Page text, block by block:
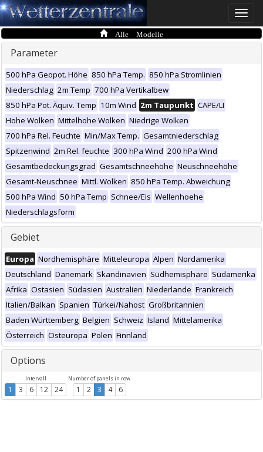
Toggle
Alle Modelle
Parameter
500 hPa Geopot. Höhe 850 hPa Temp. 850 hPa Stromlinien
Niederschlag 2m Temp 700 hPa Vertikalbew
850 hPa Pot. Äquiv. Temp 10m Wind 2m Taupunkt CAPE/LI
Hohe Wolken Mittelhohe Wolken Niedrige Wolken
700 hPa Rel. Feuchte Min/Max Temp. Gesamtniederschlag
Spitzenwind 2m Rel. feuchte 300 hPa Wind 200 hPa Wind
Gesamtbedeckungsgrad Gesamtschneehöhe Neuschneehöhe
Gesamt-Neuschnee Mittl. Wolken 850 hPa Temp. Abweichung
500 hPa Wind 50 hPa Temp Schnee/Eis Wellenhoehe
Niederschlagsform
Gebiet
Europa Nordhemisphäre Mitteleuropa Alpen Nordamerika
Deutschland Dänemark Skandinavien Südhemisphäre Südamerika
Afrika Ostasien Südasien Australien Niederlande Frankreich
Italien/Balkan Spanien Türkei/Nahost Großbritannien
Baden Württemberg Belgien Schweiz Island Mittelamerika
Österreich Osteuropa Polen Finnland
Options
Intervall
1 3 6 12 24
Number of panels in row
1 2 3 4 6